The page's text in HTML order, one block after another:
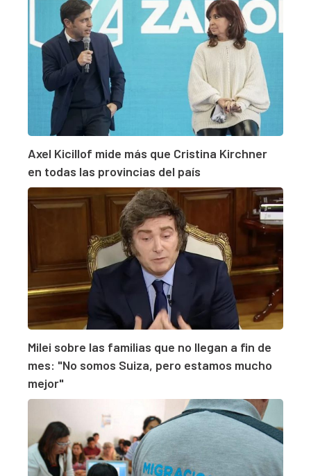
Axel Kicillof mide más que Cristina Kirchner
en todas las provincias del país
Milei sobre las familias que no llegan a fin de
mes: "No somos Suiza, pero estamos mucho
mejor"